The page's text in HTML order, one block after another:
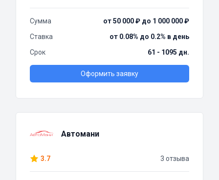
Сумма
от 50 000 ₽ до 1 000 000 ₽
Ставка
от 0.08% до 0.2% в день
Срок
61 - 1095 дн.
Оформить заявку
Автомани
3.7 3 отзыва